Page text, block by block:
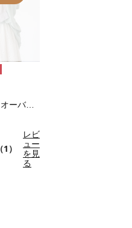
シアースラブテレコオーバートップス
（1）
レビ
ュー
を見
る